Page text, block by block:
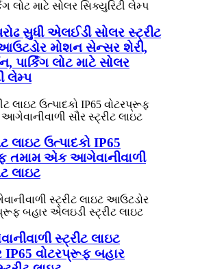
સુધી એલઈડી સોલર સ્ટ્રીટ
મોશન સેન્સર શેરી,
પાર્કિંગ લોટ માટે સોલર
લેમ્પ
લાઇટ ઉત્પાદકો IP65
તમામ એક આગેવાનીવાળી
લાઇટ
સ્ટ્રીટ લાઇટ
વોટરપ્રૂફ બહાર